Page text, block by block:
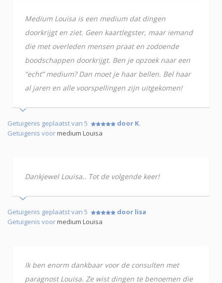
Medium Louisa is een medium dat dingen
doorkrijgt en ziet. Geen kaartlegster, maar iemand
die met overleden mensen praat en zodoende
boodschappen doorkrijgt. Ben je opzoek naar een
“echt” medium? Dan moet je haar bellen. Bel haar
al jaren en alle voorspellingen zijn uitgekomen!
Getuigenis geplaatst van 5
door K.
Getuigenis voormedium Louisa
Dankjewel Louisa.. Tot de volgende keer!
Getuigenis geplaatst van 5
door lisa
Getuigenis voormedium Louisa
Ik ben enorm dankbaar voor de consulten met
paragnost Louisa. Ze wist dingen te benoemen die